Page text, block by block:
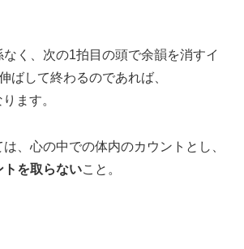
く、 次の1拍目の頭で余韻を消すイ
ばして終わるのであれば、
ます。
、 心の中での体内のカウントとし、
トを取らないこと。